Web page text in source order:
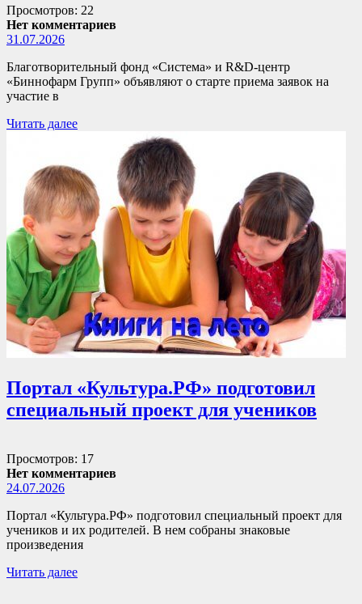
Просмотров: 22
Нет комментариев
31.07.2026
Благотворительный фонд «Система» и R&D-центр
«Биннофарм Групп» объявляют о старте приема заявок на
участие в
Читать далее
Портал «Культура.РФ» подготовил
специальный проект для учеников
Просмотров: 17
Нет комментариев
24.07.2026
Портал «Культура.РФ» подготовил специальный проект для
учеников и их родителей. В нем собраны знаковые
произведения
Читать далее